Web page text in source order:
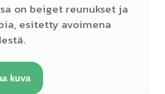
on beiget reunukset ja
esitetty avoimena
kuva